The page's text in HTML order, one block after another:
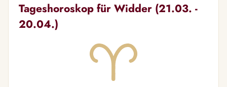
Tageshoroskop für Widder (21.03. -
20.04.)